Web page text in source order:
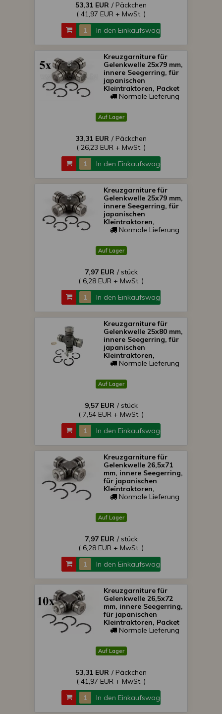
53,31 EUR / Päckchen
( 41,97 EUR + MwSt. )
In den Einkaufswagen
Kreuzgarniture für
Gelenkwelle 25x79 mm,
innere Seegerring, für
japanischen
Kleintraktoren, Packet
von 5 Stück,
Normale Lieferung
Auf Lager
33,31 EUR / Päckchen
( 26,23 EUR + MwSt. )
In den Einkaufswagen
Kreuzgarniture für
Gelenkwelle 25x79 mm,
innere Seegerring, für
japanischen
Kleintraktoren,
SONDERPREIS!
Normale Lieferung
Auf Lager
7,97 EUR / stück
( 6,28 EUR + MwSt. )
In den Einkaufswagen
Kreuzgarniture für
Gelenkwelle 25x80 mm,
innere Seegerring, für
japanischen
Kleintraktoren,
SONDERPREIS!
Normale Lieferung
Auf Lager
9,57 EUR / stück
( 7,54 EUR + MwSt. )
In den Einkaufswagen
Kreuzgarniture für
Gelenkwelle 26,5x71
mm, innere Seegerring,
für japanischen
Kleintraktoren,
SONDERPREIS!
Normale Lieferung
Auf Lager
7,97 EUR / stück
( 6,28 EUR + MwSt. )
In den Einkaufswagen
Kreuzgarniture für
Gelenkwelle 26,5x72
mm, innere Seegerring,
für japanischen
Kleintraktoren, Packet
von 10 Stück,
Normale Lieferung
Auf Lager
53,31 EUR / Päckchen
( 41,97 EUR + MwSt. )
In den Einkaufswagen